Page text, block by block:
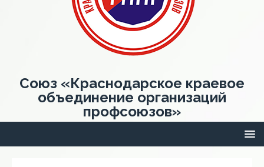
Союз «Краснодарское краевое
объединение организаций
профсоюзов»